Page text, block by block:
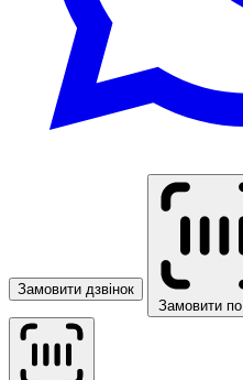
Замовити дзвінок
Замовити